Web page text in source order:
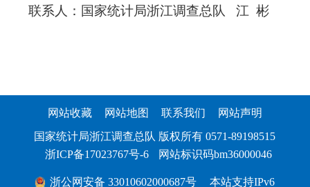
联系人：国家统计局浙江调查总队 江 彬
网站收藏 网站地图 联系我们 网站声明
国家统计局浙江调查总队 版权所有 0571-89198515
浙ICP备17023767号-6
网站标识码bm36000046
浙公网安备 33010602000687号 本站支持IPv6